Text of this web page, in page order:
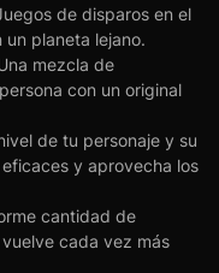
de disparos en el
planeta lejano.
mezcla de
con un original
de tu personaje y su
y aprovecha los
cantidad de
cada vez más